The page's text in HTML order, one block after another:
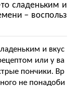
сладеньким и
– воспольз
и вкус
или у ва
пончики. Вр
не понадоби